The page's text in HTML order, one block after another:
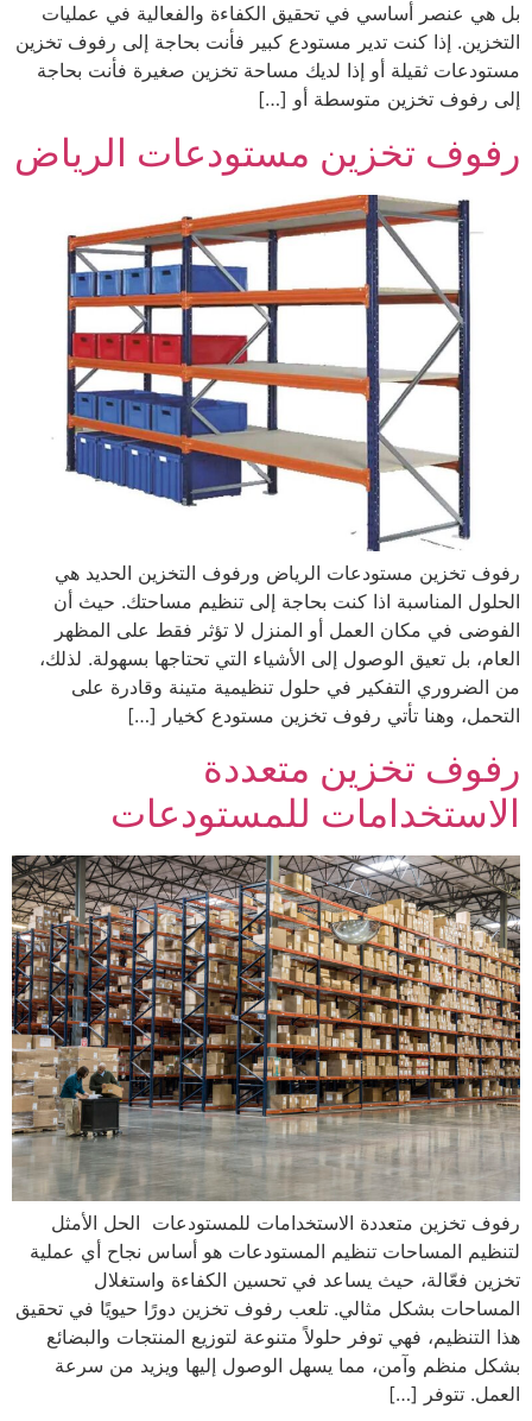
بل هي عنصر أساسي في تحقيق الكفاءة والفعالية في عمليات
التخزين. إذا كنت تدير مستودع كبير فأنت بحاجة إلى رفوف تخزين
مستودعات ثقيلة أو إذا لديك مساحة تخزين صغيرة فأنت بحاجة
إلى رفوف تخزين متوسطة أو […]
رفوف تخزين مستودعات الرياض
رفوف تخزين مستودعات الرياض ورفوف التخزين الحديد هي
الحلول المناسبة اذا كنت بحاجة إلى تنظيم مساحتك. حيث أن
الفوضى في مكان العمل أو المنزل لا تؤثر فقط على المظهر
العام، بل تعيق الوصول إلى الأشياء التي تحتاجها بسهولة. لذلك،
من الضروري التفكير في حلول تنظيمية متينة وقادرة على
التحمل، وهنا تأتي رفوف تخزين مستودع كخيار […]
رفوف تخزين متعددة
الاستخدامات للمستودعات
رفوف تخزين متعددة الاستخدامات للمستودعات الحل الأمثل
لتنظيم المساحات تنظيم المستودعات هو أساس نجاح أي عملية
تخزين فعّالة، حيث يساعد في تحسين الكفاءة واستغلال
المساحات بشكل مثالي. تلعب رفوف تخزين دورًا حيويًا في تحقيق
هذا التنظيم، فهي توفر حلولاً متنوعة لتوزيع المنتجات والبضائع
بشكل منظم وآمن، مما يسهل الوصول إليها ويزيد من سرعة
العمل. تتوفر […]